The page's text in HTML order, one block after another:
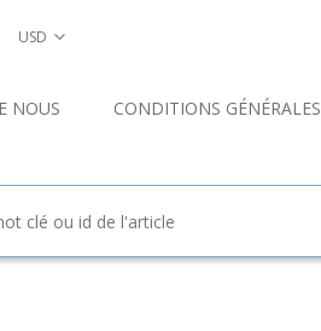
USD
NOUS CONDITIONS GÉNÉRALES